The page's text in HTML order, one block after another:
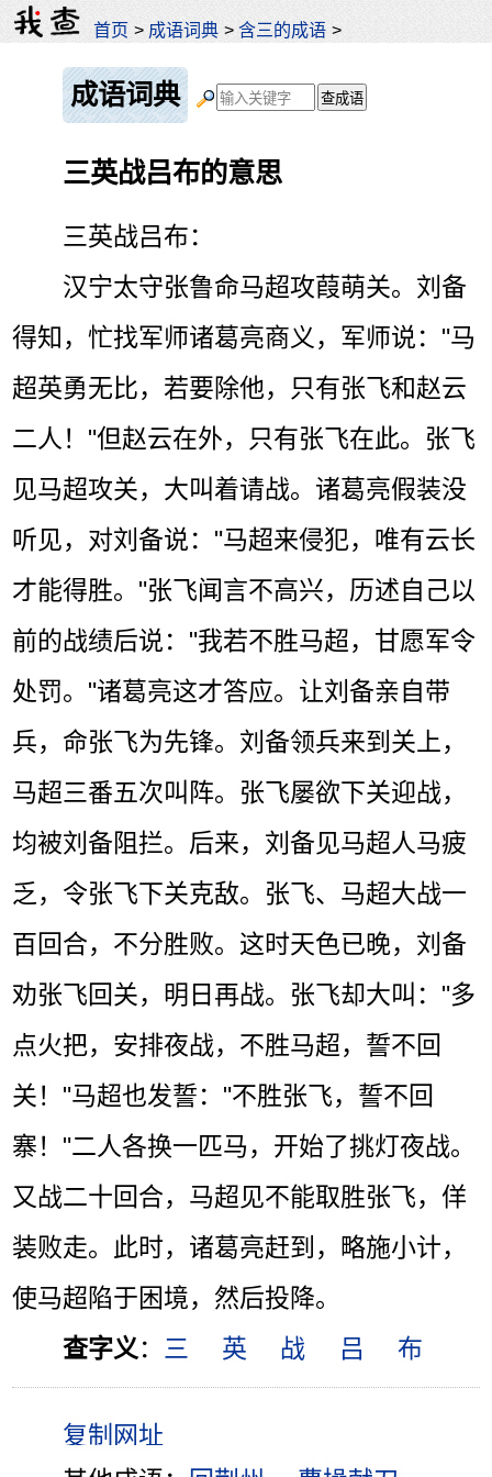
首页 > 成语词典 >含三的成语 >
成语词典
三英战吕布的意思
三英战吕布：
汉宁太守张鲁命马超攻葭萌关。刘备
得知，忙找军师诸葛亮商义，军师说："马
超英勇无比，若要除他，只有张飞和赵云
二人！"但赵云在外，只有张飞在此。张飞
见马超攻关，大叫着请战。诸葛亮假装没
听见，对刘备说："马超来侵犯，唯有云长
才能得胜。"张飞闻言不高兴，历述自己以
前的战绩后说："我若不胜马超，甘愿军令
处罚。"诸葛亮这才答应。让刘备亲自带
兵，命张飞为先锋。刘备领兵来到关上，
马超三番五次叫阵。张飞屡欲下关迎战，
均被刘备阻拦。后来，刘备见马超人马疲
乏，令张飞下关克敌。张飞、马超大战一
百回合，不分胜败。这时天色已晚，刘备
劝张飞回关，明日再战。张飞却大叫："多
点火把，安排夜战，不胜马超，誓不回
关！"马超也发誓："不胜张飞，誓不回
寨！"二人各换一匹马，开始了挑灯夜战。
又战二十回合，马超见不能取胜张飞，佯
装败走。此时，诸葛亮赶到，略施小计，
使马超陷于困境，然后投降。
查字义 ： 三 英 战 吕 布